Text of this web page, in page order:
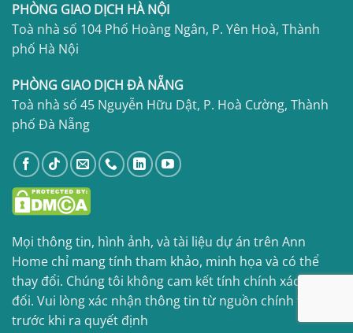
PHÒNG GIAO DỊCH HÀ NỘI
Toà nhà số 104 Phố Hoàng Ngân, P. Yên Hoà, Thành
phố Hà Nội
PHÒNG GIAO DỊCH ĐÀ NẴNG
Toà nhà số 45 Nguyễn Hữu Dật, P. Hoà Cường, Thành
phố Đà Nẵng
Mọi thông tin, hình ảnh, và tài liệu dự án trên Ann
Home chỉ mang tính tham khảo, minh họa và có thể
thay đổi. Chúng tôi không cam kết tính chính xác tuyệt
đối. Vui lòng xác nhận thông tin từ nguồn chính thức
trước khi ra quyết định